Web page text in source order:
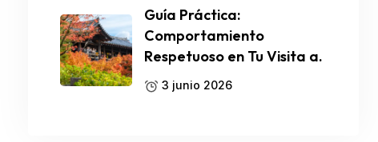
Guía Práctica:
Comportamiento
Respetuoso en Tu Visita a.
3 junio 2026